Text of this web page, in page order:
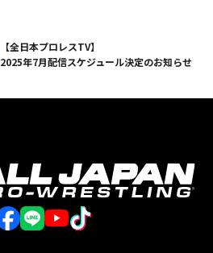
【全日本プロレスTV】
2025年7月配信スケジュール決定のお知らせ